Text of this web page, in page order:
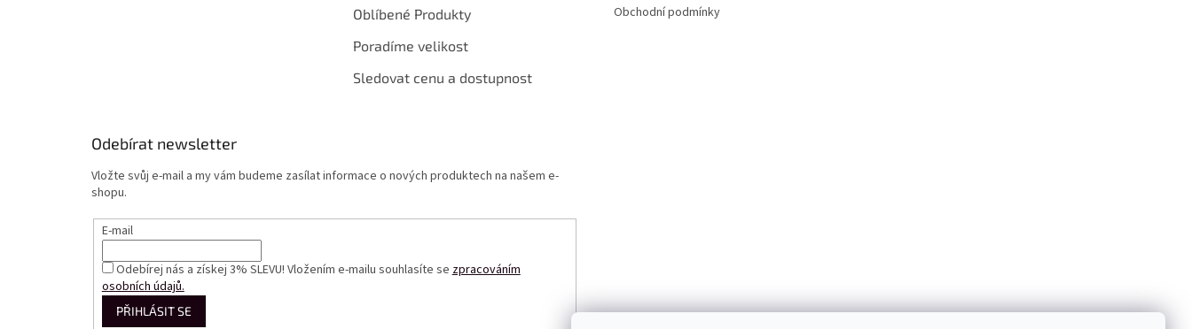
Oblíbené Produkty
Poradíme velikost
Sledovat cenu a dostupnost
Obchodní podmínky
Odebírat newsletter
Vložte svůj e-mail a my vám budeme zasílat informace o nových produktech na našem e-
shopu.
E-mail
Odebírej nás a získej 3% SLEVU! Vložením e-mailu souhlasíte sezpracováním
osobních údajů.
PŘIHLÁSIT SE